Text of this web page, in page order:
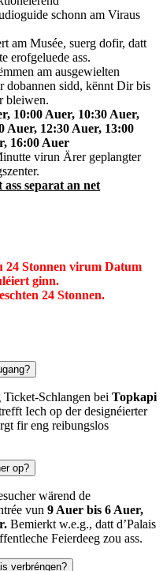
schonn am Viraus
am Musée, suerg dofir, datt
erofgeluede ass.
am ausgewielten
dobannen sidd, kënnt Dir bis
bleiwen.
10:00 Auer, 10:30 Auer,
Auer, 12:30 Auer, 13:00
16:00 Auer
virun Ärer geplangter
separat an net
24 Stonnen virum Datum
ginn.
24 Stonnen.
Schlangen bei Topkapi
Iech op der designéierter
fir eng reibungslos
op?
wärend de
vun 9 Auer bis 6 Auer,
Bemierkt w.e.g., datt d’Palais
Feierdeeg zou ass.
verbréngen?